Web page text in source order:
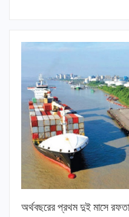
অর্থবছরের প্রথম দুই মাসে